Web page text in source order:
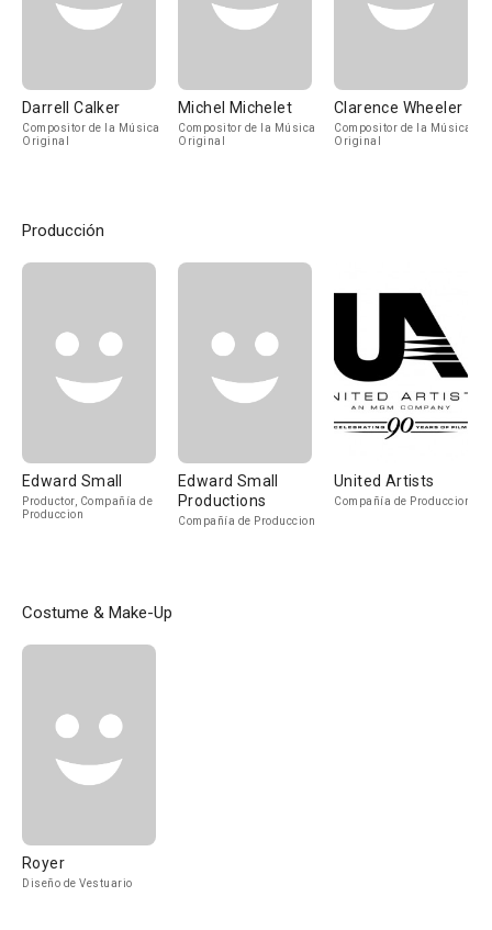
Darrell Calker
Compositor de la Música
Original
Michel Michelet
Compositor de la Música
Original
Clarence Wheeler
Compositor de la Música
Original
Producción
Edward Small
Productor, Compañía de
Produccion
Edward Small
Productions
Compañía de Produccion
United Artists
Compañía de Produccion
Costume & Make-Up
Royer
Diseño de Vestuario